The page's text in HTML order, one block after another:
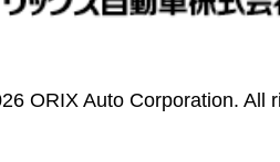
ORIX Auto Corporation. All